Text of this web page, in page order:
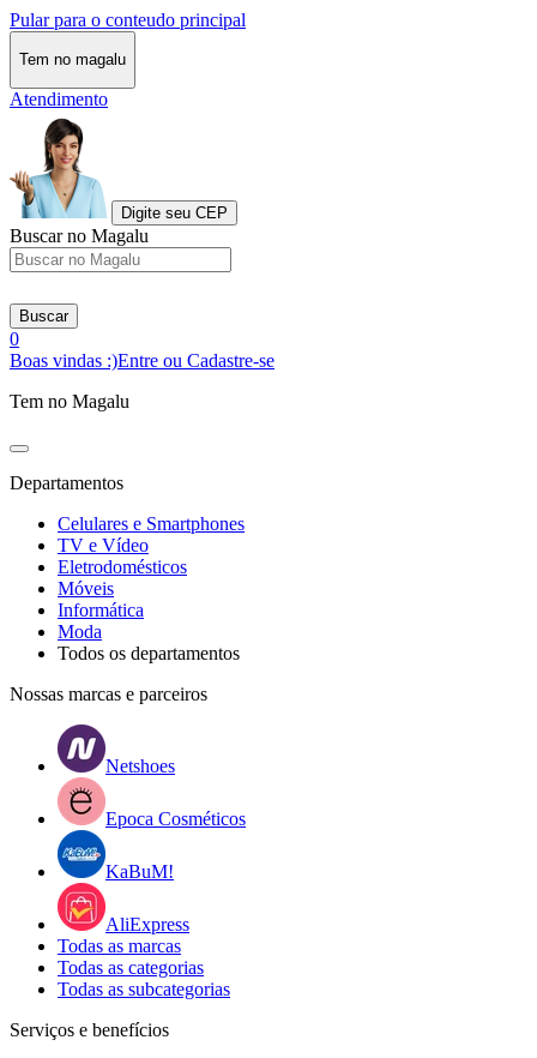
Pular para o conteudo principal
Tem no magalu
Atendimento
Digite seu CEP
Buscar no Magalu
Buscar
0
Boas vindas :)Entre ou Cadastre-se
Tem no Magalu
Departamentos
Celulares e Smartphones
TV e Vídeo
Eletrodomésticos
Móveis
Informática
Moda
Todos os departamentos
Nossas marcas e parceiros
Netshoes
Epoca Cosméticos
KaBuM!
AliExpress
Todas as marcas
Todas as categorias
Todas as subcategorias
Serviços e benefícios